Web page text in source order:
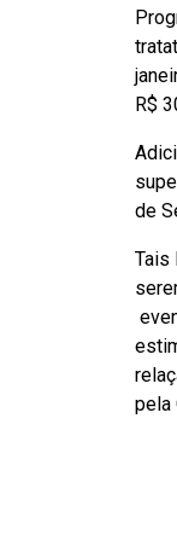
R$
de
Tais
pela